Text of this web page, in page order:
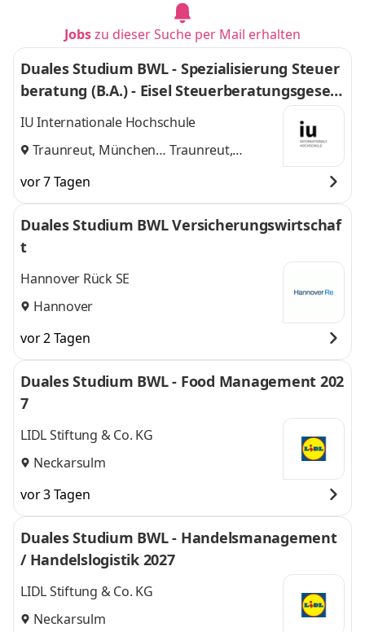
Jobszu dieser Suche per Mail erhalten
Duales Studium BWL - Spezialisierung Steuer
beratung (B.A.) - Eisel Steuerberatungsgesell
schaft mbH & Co. KG
IU Internationale Hochschule
Traunreut, München
Traunreut,
vor 7 Tagen
Duales Studium BWL Versicherungswirtschaf
t
Hannover Rück SE
Hannover
vor 2 Tagen
Duales Studium BWL - Food Management 202
7
LIDL Stiftung & Co. KG
Neckarsulm
vor 3 Tagen
Duales Studium BWL - Handelsmanagement
/ Handelslogistik 2027
LIDL Stiftung & Co. KG
Neckarsulm